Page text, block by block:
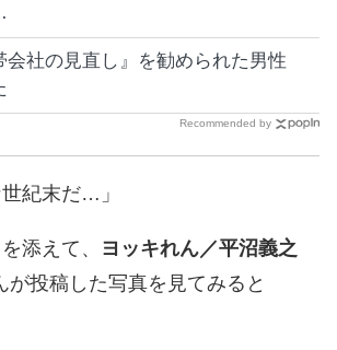
会社の見直し』を勧められた男性
Recommended by
紀末だ…」
添えて、 ヨッキれん／平沼義之
が投稿した写真を見てみると